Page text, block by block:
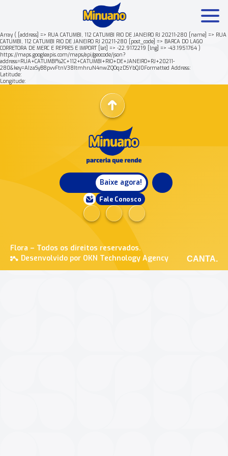
Array ( [address] => RUA CATUMBI, 112 CATUMBI RIO DE JANEIRO RJ 20211-280 [name] => RUA
CATUMBI, 112 CATUMBI RIO DE JANEIRO RJ 20211-280 [post_code] => BARCA DO LAGO
CORRETORA DE MERC E REPRES E IMPORT [lat] => -22.9172219 [lng] => -43.1951764 )
https://maps.googleapis.com/maps/api/geocode/json?
address=RUA+CATUMBI%2C+112+CATUMBI+RIO+DE+JANEIRO+RJ+20211-
280&key=AIzaSyB8pvvFtnV38ItmhruN4nwZQOqzDSYbQJ0Formatted Address:
Latitude:
Longitude:
Baixe agora!
Fale Conosco
Flora – Todos os direitos reservados.
Desenvolvido por OKN Technology Agency
CANTA.
Mais buscados: Produtos Minuano Rende +
Nossa história